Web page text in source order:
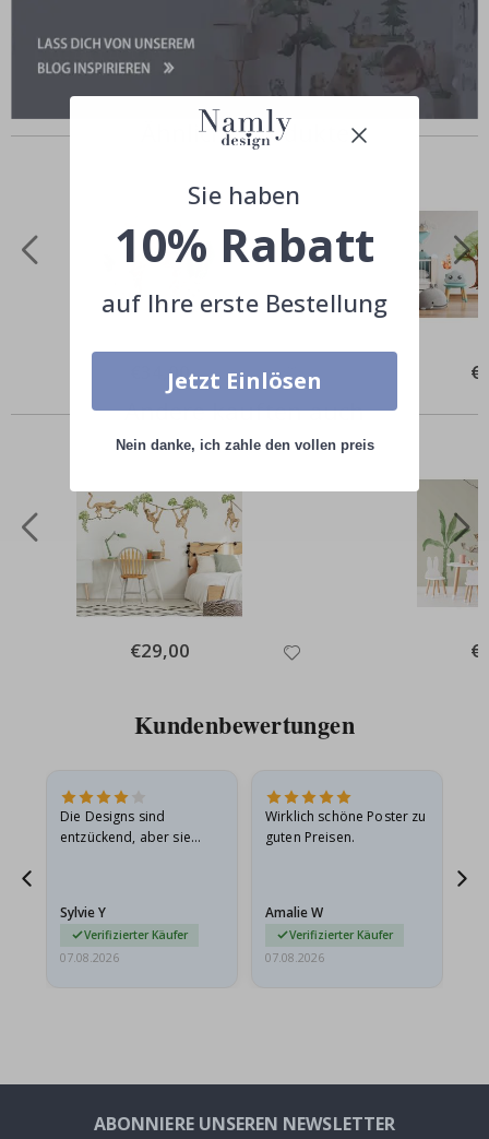
Ähnliche Produkte
€34,00
Andere kauften auch
Special
Price
€29,00
Kundenbewertungen
Die Designs sind
entzückend, aber sie
sie…
Sylvie Y
Verifizierter Käufer
07.08.2026
Wirklich schöne Poster zu
guten Preisen.
Amalie W
Verifizierter Käufer
07.08.2026
ABONNIERE UNSEREN NEWSLETTER
Sie haben
10% Rabatt
auf Ihre erste Bestellung
Jetzt Einlösen
Nein danke, ich zahle den vollen preis